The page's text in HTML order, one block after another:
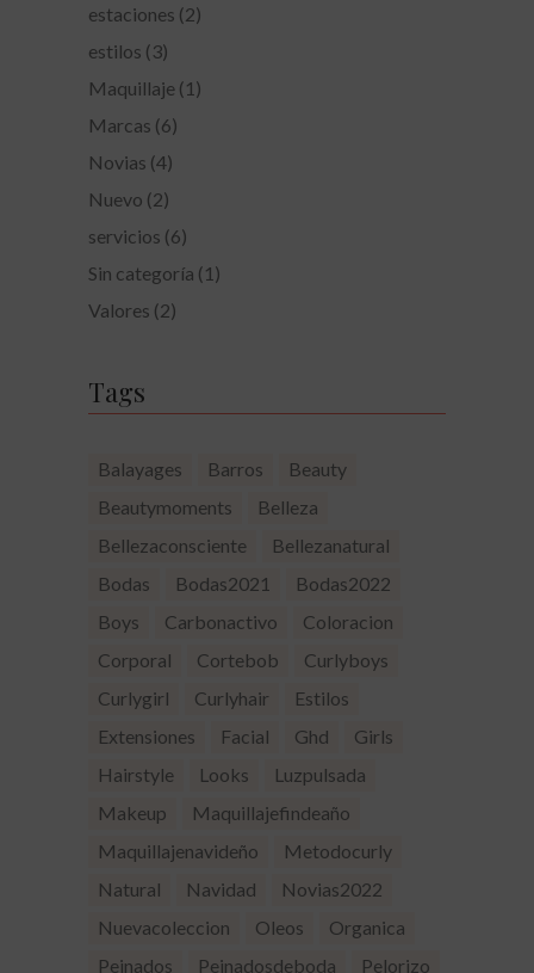
estaciones (2)
estilos (3)
Maquillaje (1)
Marcas (6)
Novias (4)
Nuevo (2)
servicios (6)
Sin categoría (1)
Valores (2)
Tags
Balayages Barros
Beauty
Beautymoments
Belleza
Bellezaconsciente
Bellezanatural
Bodas
Bodas2021
Bodas2022
Boys
Carbonactivo
Coloracion
Corporal
Cortebob
Curlyboys
Curlygirl
Curlyhair
Estilos
Extensiones
Facial Ghd
Girls
Hairstyle
Looks
Luzpulsada
Makeup
Maquillajefindeaño
Maquillajenavideño
Metodocurly
Natural
Navidad
Novias2022
Nuevacoleccion
Oleos
Organica
Peinados
Peinadosdeboda
Pelorizo